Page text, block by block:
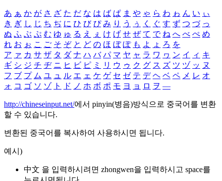
あ ぁ か が さ ざ た だ な は ば ぱ ま や ゃ ら わ ゎ ん い ぃ
き ぎ し じ ち ぢ に ひ び ぴ み り う ぅ く ぐ す ず つ づ っ
ぬ ふ ぶ ぷ む ゆ ゅ る え ぇ け げ せ ぜ て で ね へ べ ぺ め
れ お ぉ こ ご そ ぞ と ど の ほ ぼ ぽ も よ ょ ろ を
ア ァ カ サ ザ タ ダ ナ ハ バ パ マ ヤ ャ ラ ワ ヮ ン イ ィ キ
ギ シ ジ チ ヂ ニ ヒ ビ ピ ミ リ ウ ゥ ク グ ス ズ ツ ヅ ッ ヌ
フ ブ プ ム ユ ュ ル エ ェ ケ ゲ セ ゼ テ デ ヘ ベ ペ メ レ オ
ォ コ ゴ ソ ゾ ト ド ノ ホ ボ ポ モ ヨ ョ ロ ヲ ―
http://chineseinput.net/에서 pinyin(병음)방식으로 중국어를 변환
할 수 있습니다.
변환된 중국어를 복사하여 사용하시면 됩니다.
예시)
中文 을 입력하시려면 zhongwen을 입력하시고 space를